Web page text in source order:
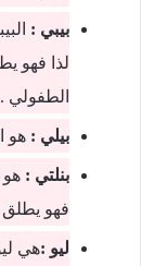
بيبي :
لذا فهو
الطفولي .
بيلي : هو
بنلتي : هو
فهو يطلق
ليو :هي